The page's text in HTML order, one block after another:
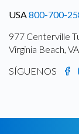
USA 800-700-
977 Centerville
Virginia Beach,
SÍGUENOS